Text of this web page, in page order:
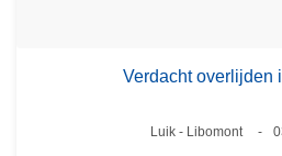
Verdacht overlijden
Plaats
Luik - Libomont